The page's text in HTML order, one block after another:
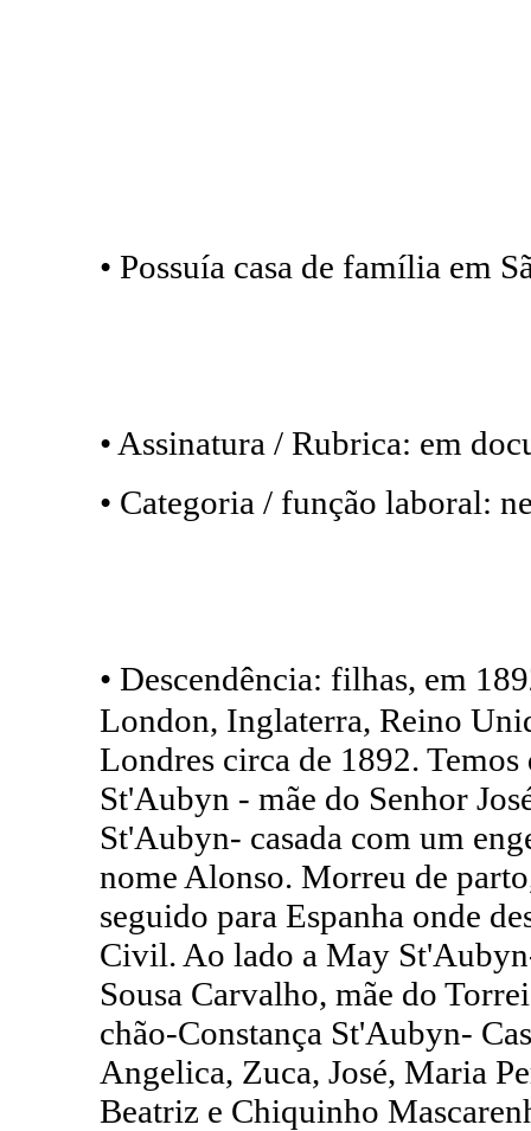
• Possuía casa de família em
• Assinatura / Rubrica: em
• Categoria / função laboral:
• Descendência: filhas, em
London, Inglaterra, Reino
Londres circa de 1892.
St'Aubyn - mãe do Senhor
St'Aubyn- casada com um
nome Alonso. Morreu de
seguido para Espanha onde
Civil. Ao lado a May
Sousa Carvalho, mãe do
chão-Constança St'Aubyn-
Angelica, Zuca, José, Maria
Beatriz e Chiquinho